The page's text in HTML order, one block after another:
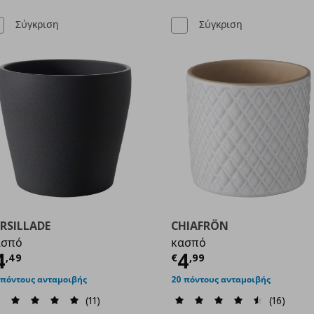
Σύγκριση
,49 τιμή € 4,49
ανταμοιβής
(11)
Σύγκριση
CHIAFRÖN
κασπό
€4,99
Τρέχουσα τιμή
20 πόντους ανταμοιβής
(16)